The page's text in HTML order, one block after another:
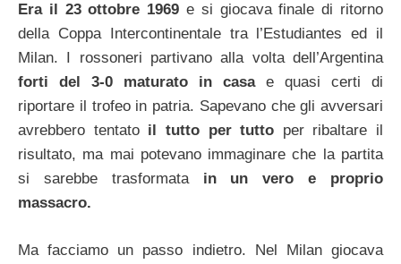
Era il 23 ottobre 1969 e si giocava finale di ritorno
della Coppa Intercontinentale tra l’Estudiantes ed il
Milan. I rossoneri partivano alla volta dell’Argentina
forti del 3-0 maturato in casa e quasi certi di
riportare il trofeo in patria. Sapevano che gli avversari
avrebbero tentato il tutto per tutto per ribaltare il
risultato, ma mai potevano immaginare che la partita
si sarebbe trasformata in un vero e proprio
massacro.
Ma facciamo un passo indietro. Nel Milan giocava